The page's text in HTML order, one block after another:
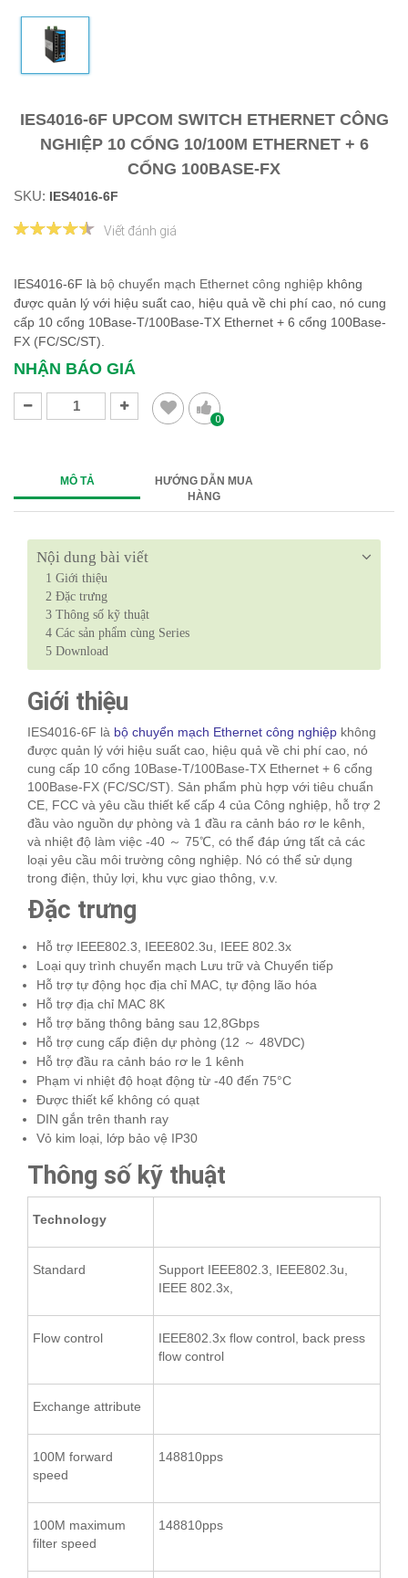
IES4016-6F UPCOM SWITCH ETHERNET CÔNG
NGHIỆP 10 CỔNG 10/100M ETHERNET + 6
CỔNG 100BASE-FX
SKU: IES4016-6F
Viết đánh giá
IES4016-6F là bộ chuyển mạch Ethernet công nghiệp không
được quản lý với hiệu suất cao, hiệu quả về chi phí cao, nó cung
cấp 10 cổng 10Base-T/100Base-TX Ethernet + 6 cổng 100Base-
FX (FC/SC/ST).
NHẬN BÁO GIÁ
0
MÔ TẢ
HƯỚNG DẪN MUA
HÀNG
Nội dung bài viết
1 Giới thiệu
2 Đặc trưng
3 Thông số kỹ thuật
4 Các sản phẩm cùng Series
5 Download
Giới thiệu
IES4016-6F là bộ chuyển mạch Ethernet công nghiệp không
được quản lý với hiệu suất cao, hiệu quả về chi phí cao, nó
cung cấp 10 cổng 10Base-T/100Base-TX Ethernet + 6 cổng
100Base-FX (FC/SC/ST). Sản phẩm phù hợp với tiêu chuẩn
CE, FCC và yêu cầu thiết kế cấp 4 của Công nghiệp, hỗ trợ 2
đầu vào nguồn dự phòng và 1 đầu ra cảnh báo rơ le kênh,
và nhiệt độ làm việc -40 ～ 75℃, có thể đáp ứng tất cả các
loại yêu cầu môi trường công nghiệp. Nó có thể sử dụng
trong điện, thủy lợi, khu vực giao thông, v.v.
Đặc trưng
Hỗ trợ IEEE802.3, IEEE802.3u, IEEE 802.3x
Loại quy trình chuyển mạch Lưu trữ và Chuyển tiếp
Hỗ trợ tự động học địa chỉ MAC, tự động lão hóa
Hỗ trợ địa chỉ MAC 8K
Hỗ trợ băng thông bảng sau 12,8Gbps
Hỗ trợ cung cấp điện dự phòng (12 ～ 48VDC)
Hỗ trợ đầu ra cảnh báo rơ le 1 kênh
Phạm vi nhiệt độ hoạt động từ -40 đến 75°C
Được thiết kế không có quạt
DIN gắn trên thanh ray
Vỏ kim loại, lớp bảo vệ IP30
Thông số kỹ thuật
Technology
Standard
Support IEEE802.3, IEEE802.3u,
IEEE 802.3x,
Flow control
IEEE802.3x flow control, back press
flow control
Exchange attribute
100M forward
speed
148810pps
100M maximum
filter speed
148810pps